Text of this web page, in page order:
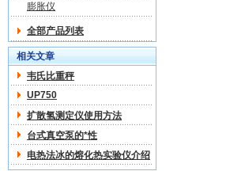
膨胀仪
全部产品列表
相关文章
韦氏比重秤
UP750
扩散氢测定仪使用方法
台式真空泵的*性
电热法冰的熔化热实验仪介绍